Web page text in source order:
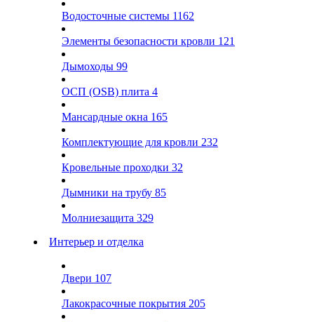
Водосточные системы 1162
Элементы безопасности кровли 121
Дымоходы 99
ОСП (OSB) плита 4
Мансардные окна 165
Комплектующие для кровли 232
Кровельные проходки 32
Дымники на трубу 85
Молниезащита 329
Интерьер и отделка
Двери 107
Лакокрасочные покрытия 205